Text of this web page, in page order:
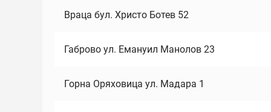
Враца бул. Христо Ботев 52
Габрово ул. Емануил Манолов 23
Горна Оряховица ул. Мадара 1